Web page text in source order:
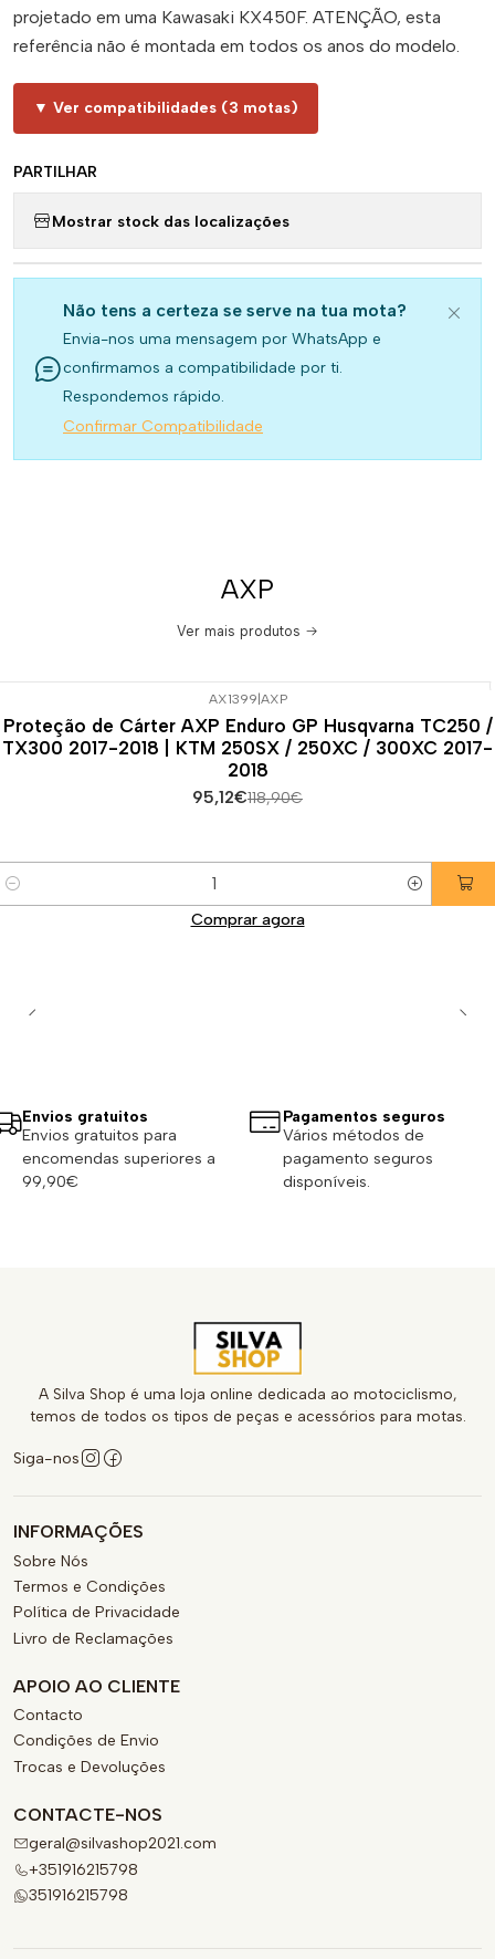
projetado em uma Kawasaki KX450F. ATENÇÃO, esta
referência não é montada em todos os anos do modelo.
▼ Ver compatibilidades (3 motas)
PARTILHAR
Mostrar stock das localizações
Não tens a certeza se serve na tua mota?
Envia-nos uma mensagem por WhatsApp e
confirmamos a compatibilidade por ti.
Respondemos rápido.
Confirmar Compatibilidade
AXP
Ver mais produtos
AX1399 AXP
Proteção de Cárter AXP Enduro GP Husqvarna TC250 /
TX300 2017-2018 | KTM 250SX / 250XC / 300XC 2017-
2018
95,12€118,90€
Comprar agora
Envios gratuitos
Envios gratuitos para
encomendas superiores a
99,90€
Pagamentos seguros
Vários métodos de
pagamento seguros
disponíveis.
A Silva Shop é uma loja online dedicada ao motociclismo,
temos de todos os tipos de peças e acessórios para motas.
Siga-nos
INFORMAÇÕES
Sobre Nós
Termos e Condições
Política de Privacidade
Livro de Reclamações
APOIO AO CLIENTE
Contacto
Condições de Envio
Trocas e Devoluções
CONTACTE-NOS
geral@silvashop2021.com
+351916215798
351916215798